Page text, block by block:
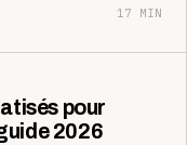
17 MIN
pour
2026